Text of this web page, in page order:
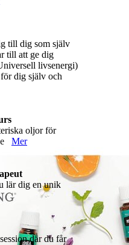
till dig som själv
till att ge dig
livsenergi)
dig själv och
oljor för
Mer
lär dig en unik
där du får